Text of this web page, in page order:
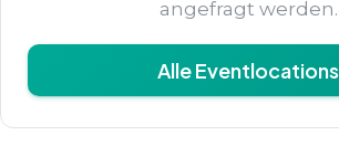
angefragt werden.
Alle Eventlocations